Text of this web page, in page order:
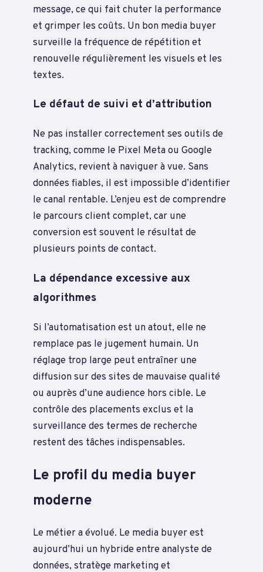
message, ce qui fait chuter la performance
et grimper les coûts. Un bon media buyer
surveille la fréquence de répétition et
renouvelle régulièrement les visuels et les
textes.
Le défaut de suivi et d’attribution
Ne pas installer correctement ses outils de
tracking, comme le Pixel Meta ou Google
Analytics, revient à naviguer à vue. Sans
données fiables, il est impossible d’identifier
le canal rentable. L’enjeu est de comprendre
le parcours client complet, car une
conversion est souvent le résultat de
plusieurs points de contact.
La dépendance excessive aux
algorithmes
Si l’automatisation est un atout, elle ne
remplace pas le jugement humain. Un
réglage trop large peut entraîner une
diffusion sur des sites de mauvaise qualité
ou auprès d’une audience hors cible. Le
contrôle des placements exclus et la
surveillance des termes de recherche
restent des tâches indispensables.
Le profil du media buyer
moderne
Le métier a évolué. Le media buyer est
aujourd’hui un hybride entre analyste de
données, stratège marketing et